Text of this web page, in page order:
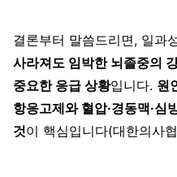
결론부터 말씀드리면, 일과
사라져도 임박한 뇌졸중의
중요한 응급 상황입니다. 원
항응고제와 혈압·경동맥·
것이 핵심입니다(대한의사